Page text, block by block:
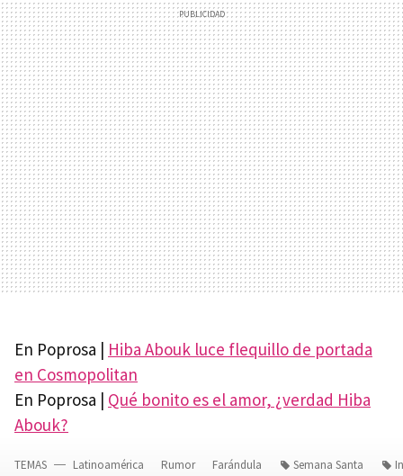
En Poprosa | Hiba Abouk luce flequillo de portada
en Cosmopolitan
En Poprosa | Qué bonito es el amor, ¿verdad Hiba
Abouk?
TEMAS Latinoamérica Rumor Farándula Semana Santa